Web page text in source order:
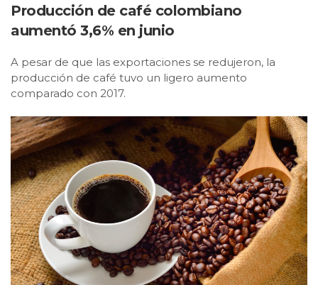
Producción de café colombiano
aumentó 3,6% en junio
A pesar de que las exportaciones se redujeron, la
producción de café tuvo un ligero aumento
comparado con 2017.